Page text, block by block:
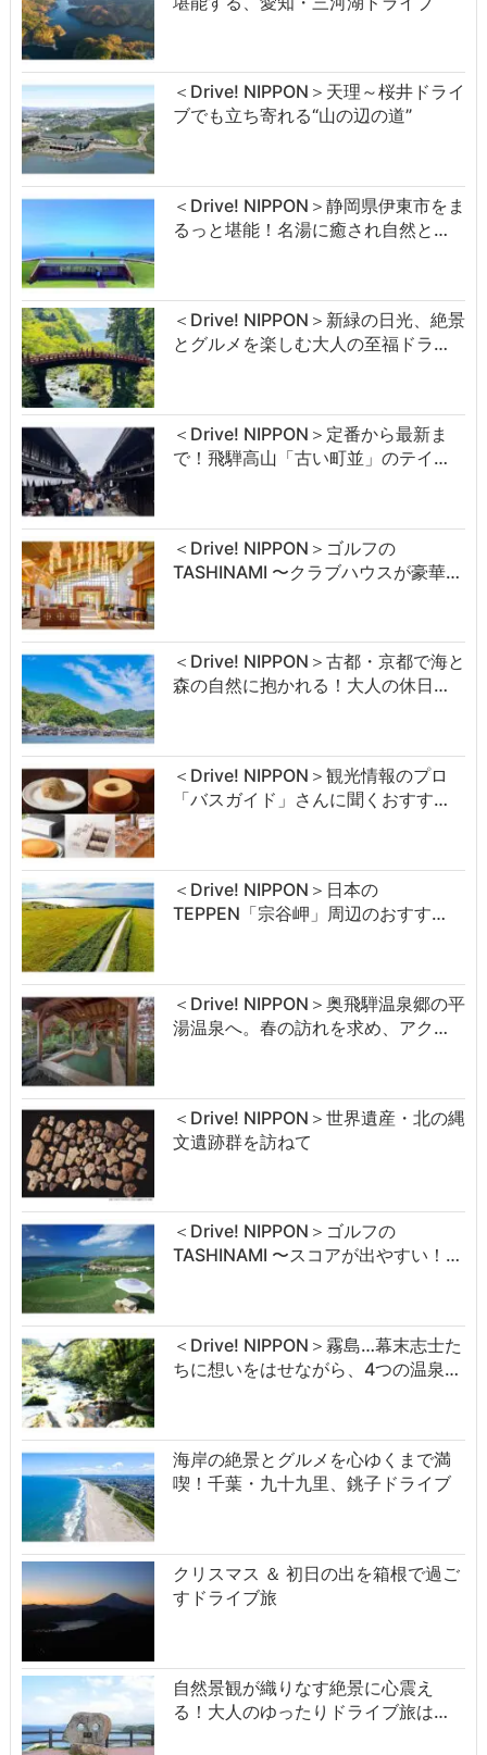
＜Drive! NIPPON＞天理～桜井ドライ
ブでも立ち寄れる“山の辺の道”
＜Drive! NIPPON＞静岡県伊東市をま
るっと堪能！名湯に癒され自然と…
＜Drive! NIPPON＞新緑の日光、絶景
とグルメを楽しむ大人の至福ドラ…
＜Drive! NIPPON＞定番から最新ま
で！飛騨高山「古い町並」のテイ…
＜Drive! NIPPON＞ゴルフの
TASHINAMI 〜クラブハウスが豪華…
＜Drive! NIPPON＞古都・京都で海と
森の自然に抱かれる！大人の休日…
＜Drive! NIPPON＞観光情報のプロ
「バスガイド」さんに聞くおすす…
＜Drive! NIPPON＞日本の
TEPPEN「宗谷岬」周辺のおすす…
＜Drive! NIPPON＞奥飛騨温泉郷の平
湯温泉へ。春の訪れを求め、アク…
＜Drive! NIPPON＞世界遺産・北の縄
文遺跡群を訪ねて
＜Drive! NIPPON＞ゴルフの
TASHINAMI 〜スコアが出やすい！…
＜Drive! NIPPON＞霧島…幕末志士た
ちに想いをはせながら、4つの温泉…
海岸の絶景とグルメを心ゆくまで満
喫！千葉・九十九里、銚子ドライブ
クリスマス ＆ 初日の出を箱根で過ご
すドライブ旅
自然景観が織りなす絶景に心震え
る！大人のゆったりドライブ旅は…